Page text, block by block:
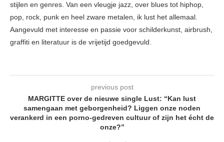
stijlen en genres. Van een vleugje jazz, over blues tot hiphop,
pop, rock, punk en heel zware metalen, ik lust het allemaal.
Aangevuld met interesse en passie voor schilderkunst, airbrush,
graffiti en literatuur is de vrijetijd goedgevuld.
previous post
MARGITTE over de nieuwe single Lust: “Kan lust
samengaan met geborgenheid? Liggen onze noden
verankerd in een porno-gedreven cultuur of zijn het écht de
onze?”